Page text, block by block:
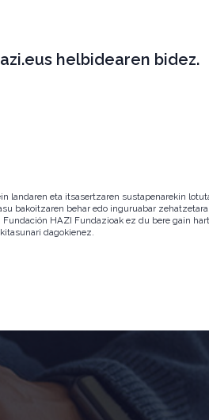
helbidearen bidez.
landaren eta itsasertzaren sustapenarekin
bakoitzaren behar edo inguruabar
HAZI Fundazioak ez du bere gain
dagokienez.